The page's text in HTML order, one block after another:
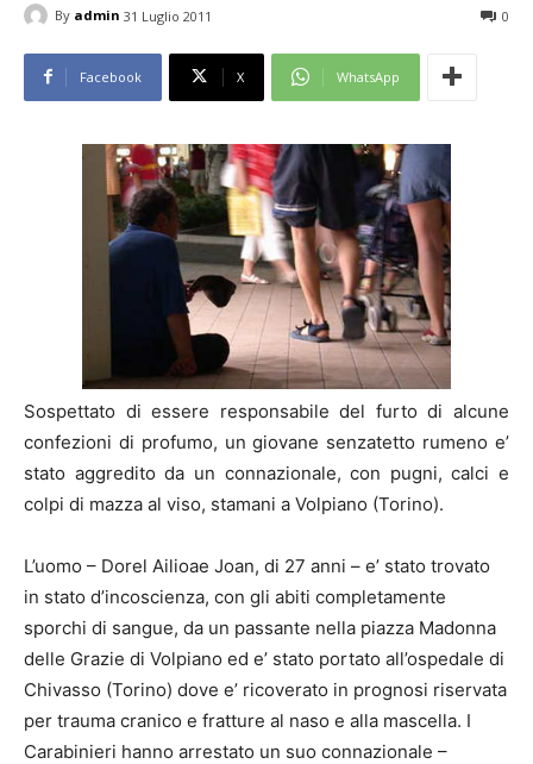
By admin 31 Luglio 2011 0
Facebook X WhatsApp
Sospettato di essere responsabile del furto di alcune
confezioni di profumo, un giovane senzatetto rumeno e’
stato aggredito da un connazionale, con pugni, calci e
colpi di mazza al viso, stamani a Volpiano (Torino).
L’uomo – Dorel Ailioae Joan, di 27 anni – e’ stato trovato
in stato d’incoscienza, con gli abiti completamente
sporchi di sangue, da un passante nella piazza Madonna
delle Grazie di Volpiano ed e’ stato portato all’ospedale di
Chivasso (Torino) dove e’ ricoverato in prognosi riservata
per trauma cranico e fratture al naso e alla mascella. I
Carabinieri hanno arrestato un suo connazionale –